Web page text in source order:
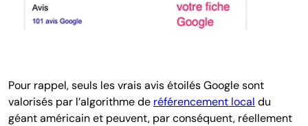
Pour rappel, seuls les vrais avis étoilés Google sont
valorisés par l’algorithme de référencement local du
géant américain et peuvent, par conséquent, réellement